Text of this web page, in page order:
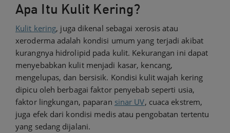
Apa Itu Kulit Kering?
Kulit kering, juga dikenal sebagai xerosis atau
xeroderma adalah kondisi umum yang terjadi akibat
kurangnya hidrolipid pada kulit. Kekurangan ini dapat
menyebabkan kulit menjadi kasar, kencang,
mengelupas, dan bersisik. Kondisi kulit wajah kering
dipicu oleh berbagai faktor penyebab seperti usia,
faktor lingkungan, paparan sinar UV, cuaca ekstrem,
juga efek dari kondisi medis atau pengobatan tertentu
yang sedang dijalani.